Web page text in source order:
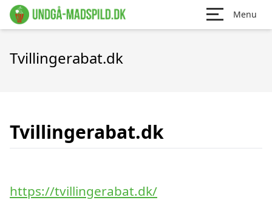
Menu
Tvillingerabat.dk
Tvillingerabat.dk
https://tvillingerabat.dk/